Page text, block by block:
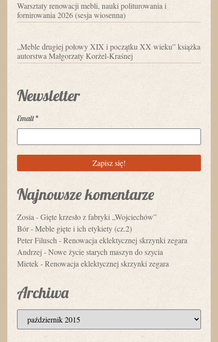
Warsztaty renowacji mebli, nauki politurowania i
fornirowania 2026 (sesja wiosenna)
„Meble drugiej połowy XIX i początku XX wieku” książka
autorstwa Małgorzaty Korżel-Kraśnej
Newsletter
Email*
Najnowsze komentarze
Zosia-Gięte krzesło z fabryki „Wojciechów”
Bór-Meble gięte i ich etykiety (cz.2)
Peter Filusch-Renowacja eklektycznej skrzynki zegara
Andrzej -Nowe życie starych maszyn do szycia
Mietek-Renowacja eklektycznej skrzynki zegara
Archiwa